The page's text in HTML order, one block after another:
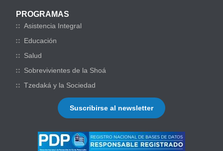
PROGRAMAS
Asistencia Integral
Educación
Salud
Sobrevivientes de la Shoá
Tzedaká y la Sociedad
Suscribirse al newsletter